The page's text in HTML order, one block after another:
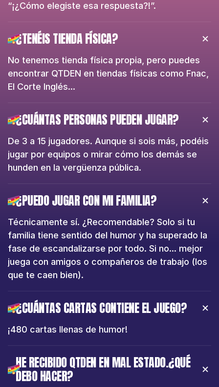
“¡¿Cómo elegiste esa respuesta?!”.
¿TENÉIS TIENDA FÍSICA?
No tenemos tienda física propia, pero puedes
encontrar QTDEN en tiendas físicas como Fnac,
El Corte Inglés...
¿CUÁNTAS PERSONAS PUEDEN JUGAR?
De 3 a 15 jugadores. Aunque si sois más, podéis
jugar por equipos o mirar cómo los demás se
hunden en la vergüenza pública.
¿PUEDO JUGAR CON MI FAMILIA?
Técnicamente sí. ¿Recomendable? Solo si tu
familia tiene sentido del humor y ha superado la
fase de escandalizarse por todo. Si no... mejor
juega con amigos o compañeros de trabajo (los
que te caen bien).
¿CUÁNTAS CARTAS CONTIENE EL JUEGO?
¡480 cartas llenas de humor!
HE RECIBIDO QTDEN EN MAL ESTADO.¿QUÉ
DEBO HACER?